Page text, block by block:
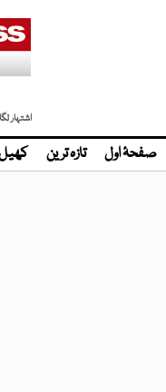
اشتہار
صفحۂ اول تازہ ترین